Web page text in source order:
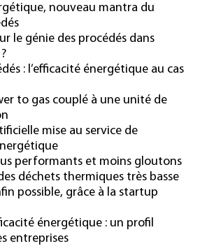
nouveau mantra du
le génie des procédés dans
: l’efficacité énergétique au cas
to gas couplé à une unité de
mise au service de
performants et moins gloutons
déchets thermiques très basse
possible, grâce à la startup
énergétique : un profil
entreprises